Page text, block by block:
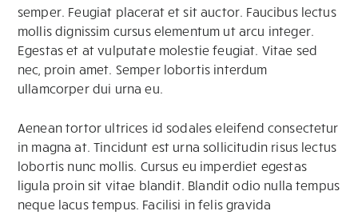
semper. Feugiat placerat et sit auctor. Faucibus lectus
mollis dignissim cursus elementum ut arcu integer.
Egestas et at vulputate molestie feugiat. Vitae sed
nec, proin amet. Semper lobortis interdum
ullamcorper dui urna eu.
Aenean tortor ultrices id sodales eleifend consectetur
in magna at. Tincidunt est urna sollicitudin risus lectus
lobortis nunc mollis. Cursus eu imperdiet egestas
ligula proin sit vitae blandit. Blandit odio nulla tempus
neque lacus tempus. Facilisi in felis gravida